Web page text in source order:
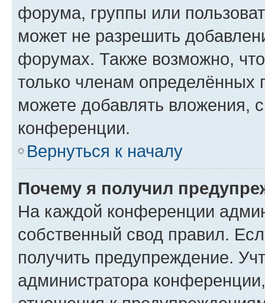
форума, группы или
может не разрешить
форумах. Также возможно,
только членам определённых
можете добавлять вложения,
конференции.
Вернуться к началу
Почему я получил
На каждой конференции
собственный свод правил.
получить предупреждение.
администратора